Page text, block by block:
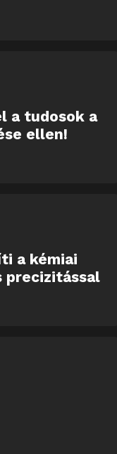
a tudosok a
ellen!
a kémiai
precizitással